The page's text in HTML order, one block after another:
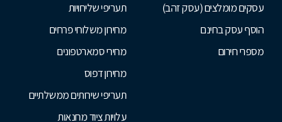
עסקים מומלצים (עסק זהב)
הוסף עסק בחינם
מספרי חירום
תעריפי שליחויות
מחירון משלוחי פרחים
מחירי סמארטפונים
מחירון דפוס
תעריפי שירותים ממשלתיים
עלויות ציוד מחנאות